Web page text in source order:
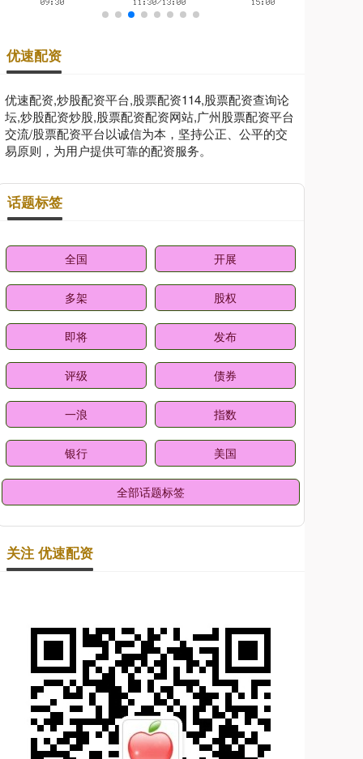
优速配资
优速配资,炒股配资平台,股票配资114,股票配资查询论
坛,炒股配资炒股,股票配资配资网站,广州股票配资平台
交流/股票配资平台以诚信为本，坚持公正、公平的交
易原则，为用户提供可靠的配资服务。
话题标签
全国 开展
多架 股权
即将 发布
评级 债券
一浪 指数
银行 美国
全部话题标签
关注 优速配资